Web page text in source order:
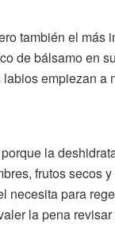
también el más
de bálsamo en
empiezan a
la
frutos secos
necesita para
la pena